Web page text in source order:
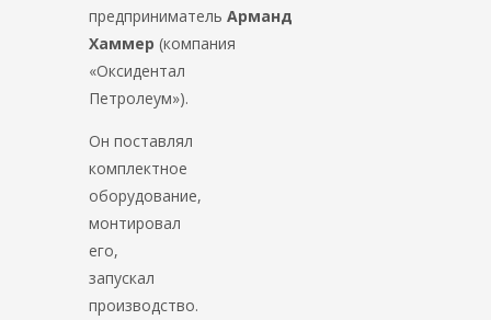
предпринимательАрманд
Хаммер (компания
«Оксидентал
Петролеум»).
Он поставлял
комплектное
оборудование,
монтировал
его,
запускал
производство.